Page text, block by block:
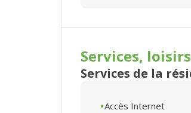
Services,
Services de la
Accès Internet